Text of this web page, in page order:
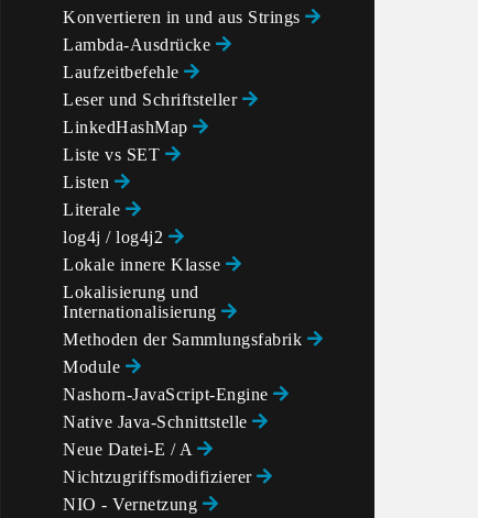
Konvertieren in und aus Strings
Lambda-Ausdrücke
Laufzeitbefehle
Leser und Schriftsteller
LinkedHashMap
Liste vs SET
Listen
Literale
log4j / log4j2
Lokale innere Klasse
Lokalisierung und
Internationalisierung
Methoden der Sammlungsfabrik
Module
Nashorn-JavaScript-Engine
Native Java-Schnittstelle
Neue Datei-E / A
Nichtzugriffsmodifizierer
NIO - Vernetzung